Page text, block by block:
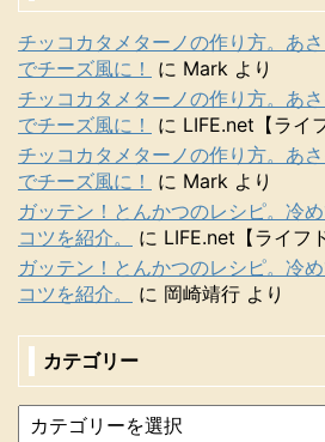
チッコカタメターノの作り方。あ
でチーズ風に！
に Mark より
チッコカタメターノの作り方。あ
でチーズ風に！
に LIFE.net【ライ
チッコカタメターノの作り方。あ
でチーズ風に！
に Mark より
ガッテン！とんかつのレシピ。冷
コツを紹介。
に LIFE.net【ライフ
ガッテン！とんかつのレシピ。冷
コツを紹介。
に 岡崎靖行 より
カテゴリー